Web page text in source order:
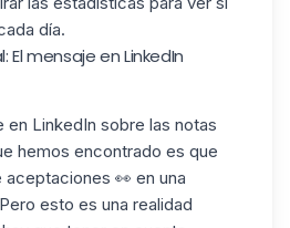
día.
mensaje en LinkedIn
en LinkedIn sobre las notas
hemos encontrado es que
aceptaciones 👀 en una
esto es una realidad